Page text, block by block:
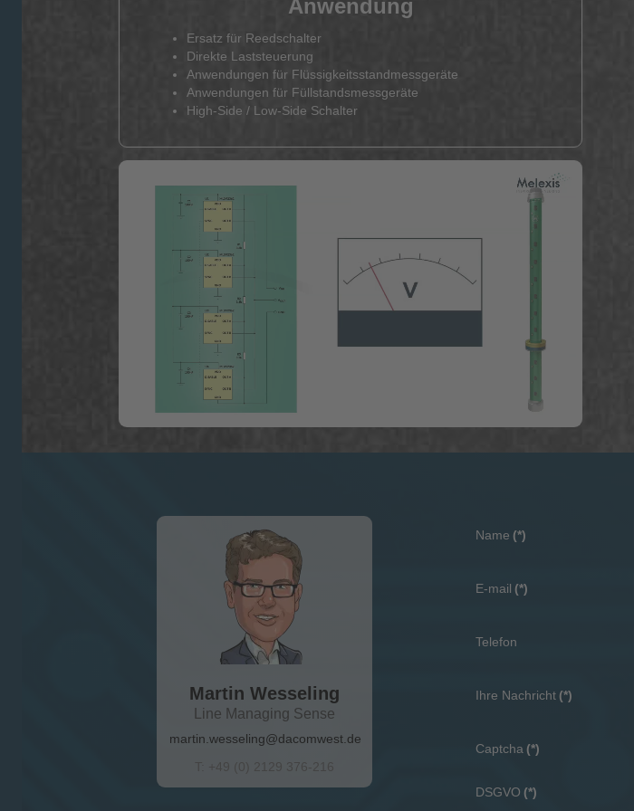
Anwendung
Ersatz für Reedschalter
Direkte Laststeuerung
Anwendungen für Flüssigkeitsstandmessgeräte
Anwendungen für Füllstandsmessgeräte
High-Side / Low-Side Schalter
Martin Wesseling
Line Managing Sense
martin.wesseling@dacomwest.de
T: +49 (0) 2129 376-216
Name (*)
E-mail (*)
Telefon
Ihre Nachricht (*)
Captcha (*)
DSGVO (*)